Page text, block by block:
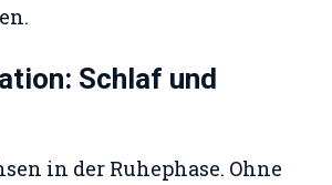
Schlaf und
in der Ruhephase. Ohne